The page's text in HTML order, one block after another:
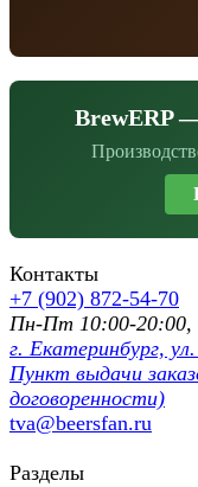
BrewERP
Контакты
+7 (902) 872-54-70
Пн-Пт 10:00-20:00,
г. Екатеринбург,
Пункт выдачи
договоренности)
tva@beersfan.ru
Разделы